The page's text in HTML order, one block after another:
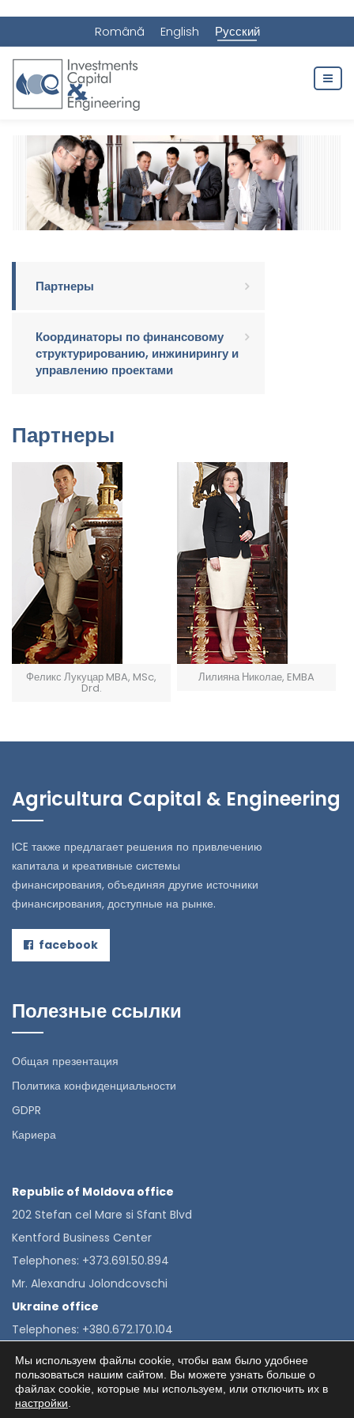
Română English Русский
Партнеры
Координаторы по финансовому
структурированию, инжинирингу и
управлению проектами
Партнеры
Феликс Лукуцар MBA, MSc,
Drd.
Лилияна Николае, EMBA
Agricultura Capital & Engineering
ICE также предлагает решения по привлечению
капитала и креативные системы
финансирования, объединяя другие источники
финансирования, доступные на рынке.
facebook
Полезные ссылки
Общая презентация
Политика конфиденциальности
GDPR
Кариера
Republic of Moldova office
202 Stefan cel Mare si Sfant Blvd
Kentford Business Center
Telephones: +373.691.50.894
Mr. Alexandru Jolondcovschi
Ukraine office
Telephones: +380.672.170.104
Мы используем файлы cookie, чтобы вам было удобнее
пользоваться нашим сайтом. Вы можете узнать больше о
файлах cookie, которые мы используем, или отключить их в
настройки